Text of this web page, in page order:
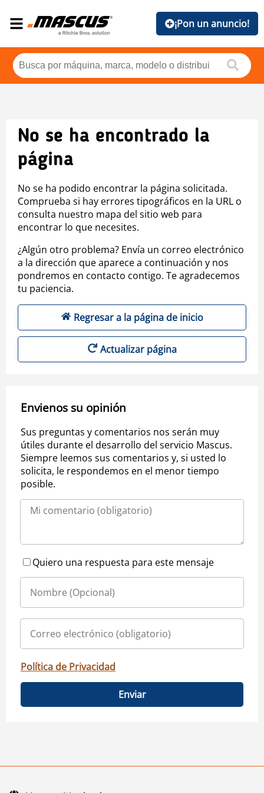
¡Pon un anuncio!
No se ha encontrado la
página
No se ha podido encontrar la página solicitada.
Comprueba si hay errores tipográficos en la URL o
consulta nuestro mapa del sitio web para
encontrar lo que necesites.
¿Algún otro problema? Envía un correo electrónico
a la dirección que aparece a continuación y nos
pondremos en contacto contigo. Te agradecemos
tu paciencia.
Regresar a la página de inicio
Actualizar página
Envienos su opinión
Sus preguntas y comentarios nos serán muy
útiles durante el desarrollo del servicio Mascus.
Siempre leemos sus comentarios y, si usted lo
solicita, le respondemos en el menor tiempo
posible.
Quiero una respuesta para este mensaje
Política de Privacidad
Enviar